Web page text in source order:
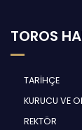
TOROS
TARİHÇE
KURUCU VE
REKTÖR